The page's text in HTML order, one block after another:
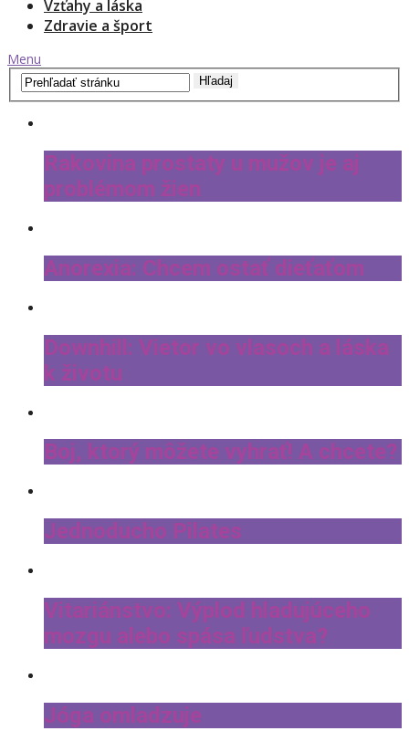
Vzťahy a láska
Zdravie a šport
Menu
Rakovina prostaty u mužov je aj
problémom žien
Anorexia: Chcem ostať dieťaťom
Downhill: Vietor vo vlasoch a láska
k životu
Boj, ktorý môžete vyhrať! A chcete?
Jednoducho Pilates
Vitariánstvo: Výplod hladujúceho
mozgu alebo spása ľudstva?
Jóga omladzuje